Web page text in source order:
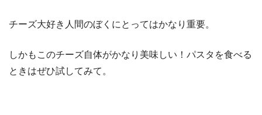
チーズ大好き人間のぼくにとってはかなり重要。
しかもこのチーズ自体がかなり美味しい！パスタを食べる
ときはぜひ試してみて。